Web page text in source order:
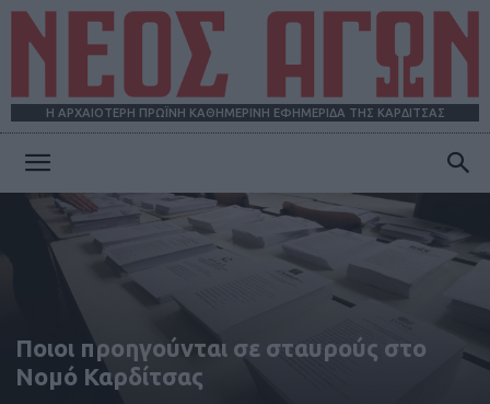
Η ΑΡΧΑΙΟΤΕΡΗ ΠΡΩΪΝΗ ΚΑΘΗΜΕΡΙΝΗ ΕΦΗΜΕΡΙΔΑ ΤΗΣ ΚΑΡΔΙΤΣΑΣ
Ποιοι προηγούνται σε σταυρούς στο
Νομό Καρδίτσας